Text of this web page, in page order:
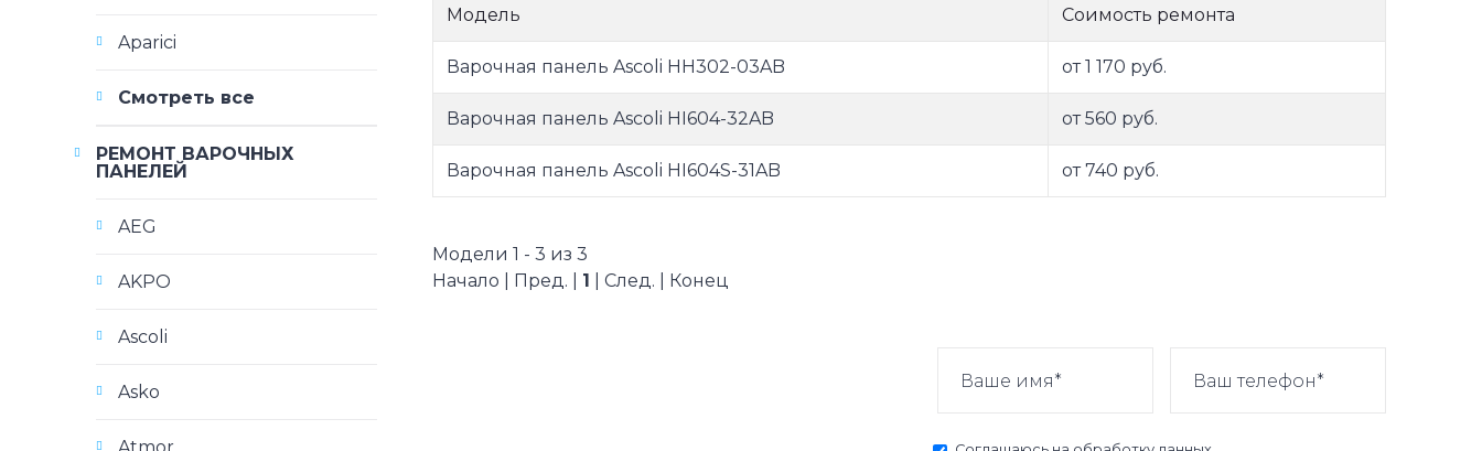
Модель Соимость ремонта
Варочная панель Ascoli HH302-03AB от 1 170 руб.
Варочная панель Ascoli HI604-32AB от 560 руб.
Варочная панель Ascoli HI604S-31AB от 740 руб.
Модели 1 - 3 из 3
Начало | Пред. | 1 | След. | Конец
Aparici
Смотреть все
РЕМОНТ ВАРОЧНЫХ
ПАНЕЛЕЙ
AEG
AKPO
Ascoli
Asko